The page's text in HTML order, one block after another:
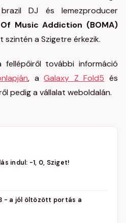
DJ és lemezproducer
Music Addiction (BOMA)
a Szigetre érkezik.
fellépőiről további információ
, aGalaxy Z Fold5 és
pedig a vállalat weboldalán.
indul: -1, 0, Sziget!
- a jól öltözött portás a